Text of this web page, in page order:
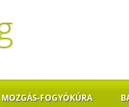
MOZGÁS-FOGYÓKÚRA